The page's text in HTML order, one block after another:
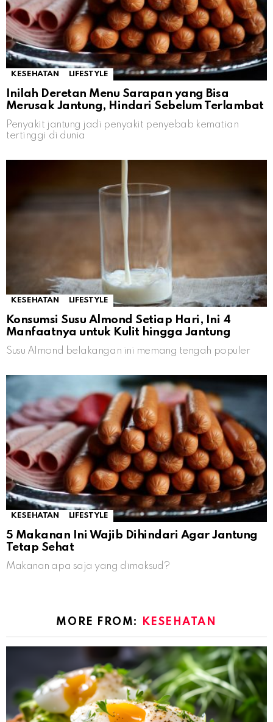
KESEHATAN LIFESTYLE
Inilah Deretan Menu Sarapan yang Bisa
Merusak Jantung, Hindari Sebelum Terlambat
Penyakit jantung jadi penyakit penyebab kematian
tertinggi di dunia
KESEHATAN LIFESTYLE
Konsumsi Susu Almond Setiap Hari, Ini 4
Manfaatnya untuk Kulit hingga Jantung
Susu Almond belakangan ini memang tengah populer
KESEHATAN LIFESTYLE
5 Makanan Ini Wajib Dihindari Agar Jantung
Tetap Sehat
Makanan apa saja yang dimaksud?
MORE FROM: KESEHATAN